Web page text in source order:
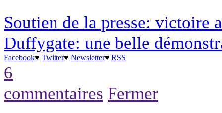
Soutien de la presse: victoire
Duffygate: une belle
Facebook♥ Twitter♥ Newsletter♥ RSS
6
commentaires Fermer